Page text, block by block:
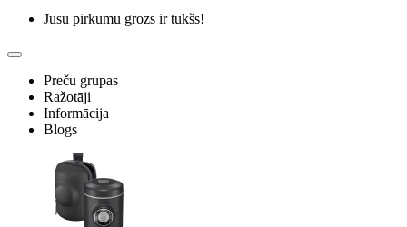
Jūsu pirkumu grozs ir tukšs!
Preču grupas
Ražotāji
Informācija
Blogs